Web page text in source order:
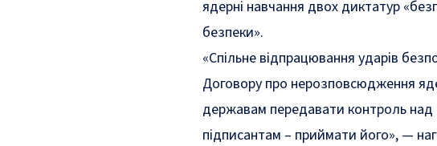
ядерні навчання двох диктатур
безпеки».
«Спільне відпрацювання ударів
Договору про нерозповсюдження
державам передавати контроль
підписантам – приймати його», —